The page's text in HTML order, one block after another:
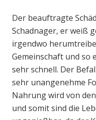
Der beauftragte
Schadnager, er weiß
irgendwo
Gemeinschaft und so
sehr schnell. Der
sehr unangenehme
Nahrung wird von
und somit sind die